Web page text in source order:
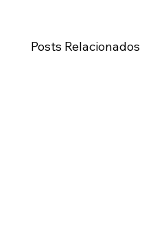
Posts Relacionados